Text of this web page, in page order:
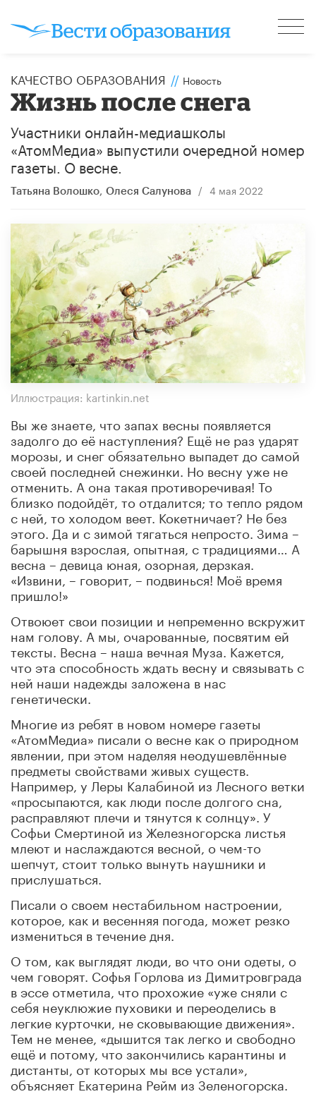
КАЧЕСТВО ОБРАЗОВАНИЯ // Новость
Жизнь после снега
Участники онлайн-медиашколы
«АтомМедиа» выпустили очередной номер
газеты. О весне.
Татьяна Волошко, Олеся Салунова / 4 мая 2022
Иллюстрация: kartinkin.net
Вы же знаете, что запах весны появляется
задолго до её наступления? Ещё не раз ударят
морозы, и снег обязательно выпадет до самой
своей последней снежинки. Но весну уже не
отменить. А она такая противоречивая! То
близко подойдёт, то отдалится; то тепло рядом
с ней, то холодом веет. Кокетничает? Не без
этого. Да и с зимой тягаться непросто. Зима –
барышня взрослая, опытная, с традициями… А
весна – девица юная, озорная, дерзкая.
«Извини, – говорит, – подвинься! Моё время
пришло!»
Отвоюет свои позиции и непременно вскружит
нам голову. А мы, очарованные, посвятим ей
тексты. Весна – наша вечная Муза. Кажется,
что эта способность ждать весну и связывать с
ней наши надежды заложена в нас
генетически.
Многие из ребят в новом номере газеты
«АтомМедиа» писали о весне как о природном
явлении, при этом наделяя неодушевлённые
предметы свойствами живых существ.
Например, у Леры Калабиной из Лесного ветки
«просыпаются, как люди после долгого сна,
расправляют плечи и тянутся к солнцу». У
Софьи Смертиной из Железногорска листья
млеют и наслаждаются весной, о чем-то
шепчут, стоит только вынуть наушники и
прислушаться.
Писали о своем нестабильном настроении,
которое, как и весенняя погода, может резко
измениться в течение дня.
О том, как выглядят люди, во что они одеты, о
чем говорят. Софья Горлова из Димитровграда
в эссе отметила, что прохожие «уже сняли с
себя неуклюжие пуховики и переоделись в
легкие курточки, не сковывающие движения».
Тем не менее, «дышится так легко и свободно
ещё и потому, что закончились карантины и
дистанты, от которых мы все устали»,
объясняет Екатерина Рейм из Зеленогорска.